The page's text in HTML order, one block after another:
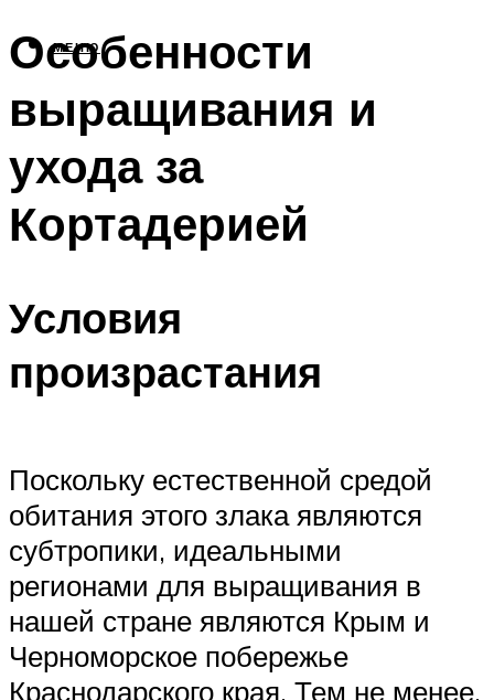
МЕНЮ
Особенности
выращивания и
ухода за
Кортадерией
Условия
произрастания
Поскольку естественной средой
обитания этого злака являются
субтропики, идеальными
регионами для выращивания в
нашей стране являются Крым и
Черноморское побережье
Краснодарского края. Тем не менее,